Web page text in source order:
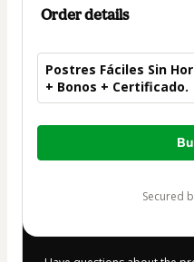
Order details
Postres Fáciles Sin
+ Bonos + Certificado.
Total
secured